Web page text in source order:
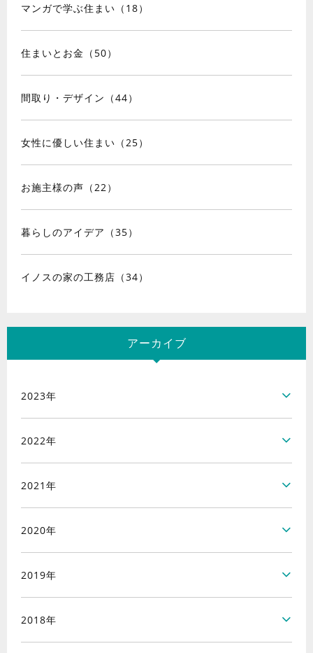
マンガで学ぶ住まい（18）
住まいとお金（50）
間取り・デザイン（44）
女性に優しい住まい（25）
お施主様の声（22）
暮らしのアイデア（35）
イノスの家の工務店（34）
アーカイブ
2023年
2022年
2021年
2020年
2019年
2018年